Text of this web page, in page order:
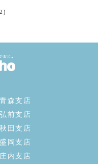
青森支店
弘前支店
秋田支店
盛岡支店
庄内支店